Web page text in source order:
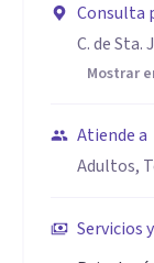
Consulta
C. de Sta.
Mostrar
Atiende a
Adultos,
Servicios